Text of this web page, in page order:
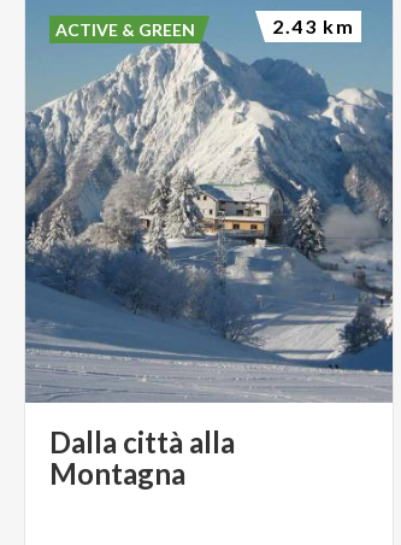
Dalla città alla
Montagna
ACTIVE & GREEN 2.43 km